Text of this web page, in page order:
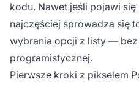
kodu. Nawet jeśli pojawi
najczęściej sprowadza się
wybrania opcji z listy — bez
programistycznej.
Pierwsze kroki z pikselem